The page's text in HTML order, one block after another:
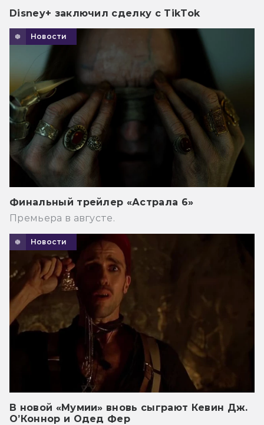
Disney+ заключил сделку с TikTok
Новости
Финальный трейлер «Астрала 6»
Премьера в августе.
Новости
В новой «Мумии» вновь сыграют Кевин Дж.
О’Коннор и Одед Фер